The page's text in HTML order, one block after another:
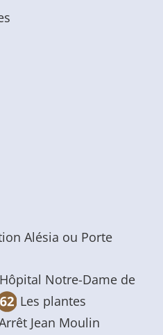
Alésia ou Porte
Notre-Dame de
Les plantes
Jean Moulin